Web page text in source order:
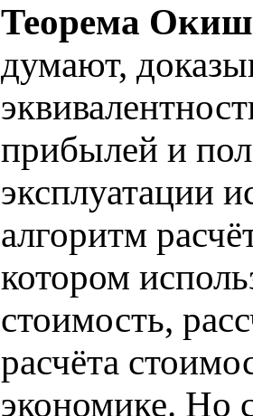
Теорема
думают,
прибылей и
эксплуатации
алгоритм
котором
стоимость,
расчёта
экономике. Но